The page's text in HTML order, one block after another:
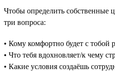
Чтобы определить собственные
три вопроса:
• Кому комфортно будет с тобой
• Что тебя вдохновляет/к чему
• Какие условия создаёшь